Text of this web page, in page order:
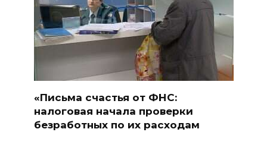
«Письма счастья от ФНС:
налоговая начала проверки
безработных по их расходам